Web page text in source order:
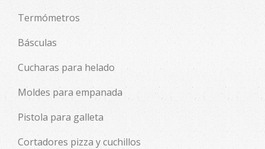
Termómetros
Básculas
Cucharas para helado
Moldes para empanada
Pistola para galleta
Cortadores pizza y cuchillos